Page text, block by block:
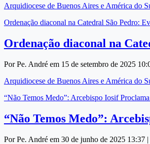
Arquidiocese de Buenos Aires e América do
Ordenação diaconal na Catedral São Pedro:
Ordenação diaconal na
Por Pe. André em 15 de setembro de 2025
Arquidiocese de Buenos Aires e América do
“Não Temos Medo”: Arcebispo Iosif
“Não Temos Medo”:
Por Pe. André em 30 de junho de 2025 13:37 |